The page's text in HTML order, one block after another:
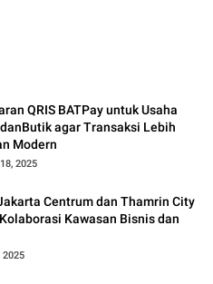
QRIS BATPay untuk Usaha
agar Transaksi Lebih
Modern
2025
Centrum dan Thamrin City
Kawasan Bisnis dan
2025